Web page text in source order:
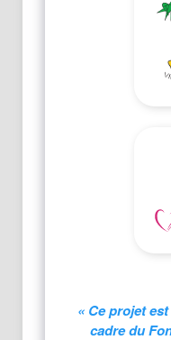
« Ce projet
cadre du